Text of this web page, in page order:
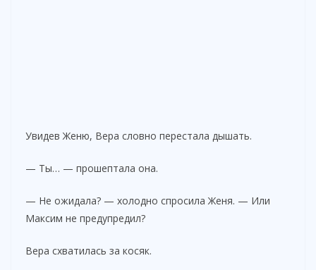
Увидев Женю, Вера словно перестала дышать.
— Ты… — прошептала она.
— Не ожидала? — холодно спросила Женя. — Или
Максим не предупредил?
Вера схватилась за косяк.